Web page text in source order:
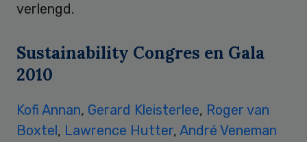
verlengd.
Sustainability Congres en Gala
2010
Kofi Annan, Gerard Kleisterlee, Roger van
Boxtel, Lawrence Hutter, André Veneman